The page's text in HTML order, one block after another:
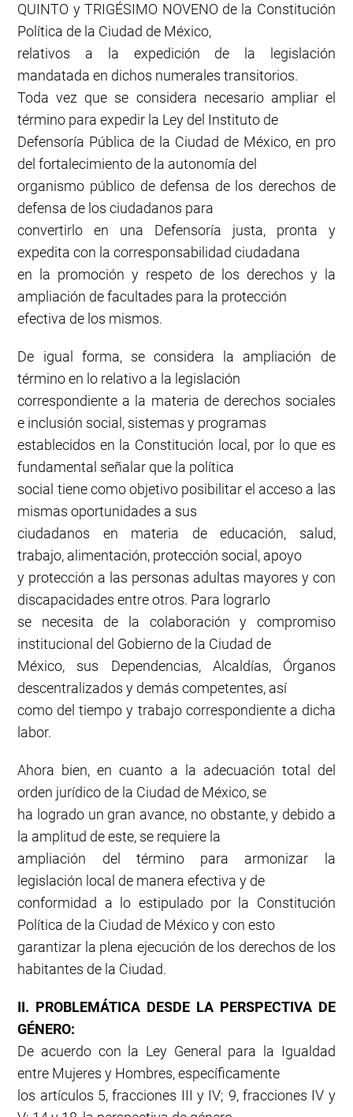
QUINTO y TRIGÉSIMO NOVENO de la Constitución
Política de la Ciudad de México,
relativos a la expedición de la legislación
mandatada en dichos numerales transitorios.
Toda vez que se considera necesario ampliar el
término para expedir la Ley del Instituto de
Defensoría Pública de la Ciudad de México, en pro
del fortalecimiento de la autonomía del
organismo público de defensa de los derechos de
defensa de los ciudadanos para
convertirlo en una Defensoría justa, pronta y
expedita con la corresponsabilidad ciudadana
en la promoción y respeto de los derechos y la
ampliación de facultades para la protección
efectiva de los mismos.
De igual forma, se considera la ampliación de
término en lo relativo a la legislación
correspondiente a la materia de derechos sociales
e inclusión social, sistemas y programas
establecidos en la Constitución local, por lo que es
fundamental señalar que la política
social tiene como objetivo posibilitar el acceso a las
mismas oportunidades a sus
ciudadanos en materia de educación, salud,
trabajo, alimentación, protección social, apoyo
y protección a las personas adultas mayores y con
discapacidades entre otros. Para lograrlo
se necesita de la colaboración y compromiso
institucional del Gobierno de la Ciudad de
México, sus Dependencias, Alcaldías, Órganos
descentralizados y demás competentes, así
como del tiempo y trabajo correspondiente a dicha
labor.
Ahora bien, en cuanto a la adecuación total del
orden jurídico de la Ciudad de México, se
ha logrado un gran avance, no obstante, y debido a
la amplitud de este, se requiere la
ampliación del término para armonizar la
legislación local de manera efectiva y de
conformidad a lo estipulado por la Constitución
Política de la Ciudad de México y con esto
garantizar la plena ejecución de los derechos de los
habitantes de la Ciudad.
II. PROBLEMÁTICA DESDE LA PERSPECTIVA DE
GÉNERO:
De acuerdo con la Ley General para la Igualdad
entre Mujeres y Hombres, específicamente
los artículos 5, fracciones III y IV; 9, fracciones IV y